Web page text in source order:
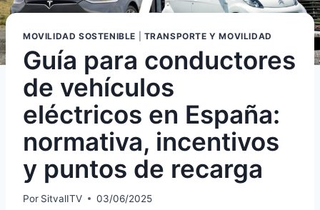
MOVILIDAD SOSTENIBLE TRANSPORTE Y MOVILIDAD
Guía para conductores
de vehículos
eléctricos en España:
normativa, incentivos
y puntos de recarga
Por SitvalITV 03/06/2025